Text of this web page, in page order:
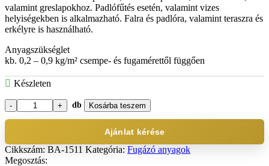
valamint greslapokhoz. Padlófűtés esetén, valamint vizes
helyiségekben is alkalmazható. Falra és padlóra, valamint teraszra és
erkélyre is használható.
Anyagszükséglet
kb. 0,2 – 0,9 kg/m² csempe- és fugamérettől függően
Készleten
Murexin
Fuga
2kg
mennyiség
db Kosárba teszem
Ajánlat kérése
Cikkszám: BA-1511 Kategória: Fugázó anyagok
Megosztás: